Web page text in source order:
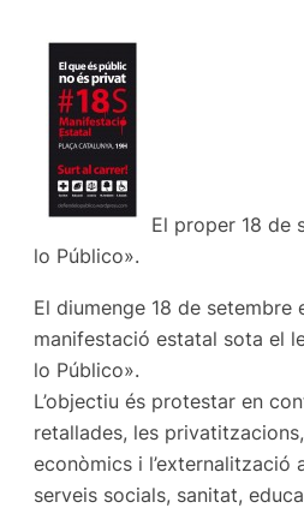
El proper 18 de
lo Público».
El diumenge 18 de setembre
manifestació estatal sota el
lo Público».
L’objectiu és protestar en
retallades, les
econòmics i l’externalització
serveis socials, sanitat,